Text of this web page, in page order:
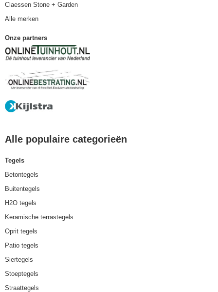
Claessen Stone + Garden
Alle merken
Onze partners
Alle populaire categorieën
Tegels
Betontegels
Buitentegels
H2O tegels
Keramische terrastegels
Oprit tegels
Patio tegels
Siertegels
Stoeptegels
Straattegels